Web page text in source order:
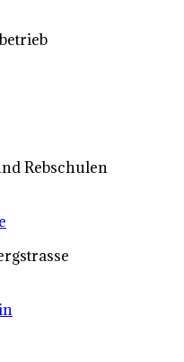
Rebschulen